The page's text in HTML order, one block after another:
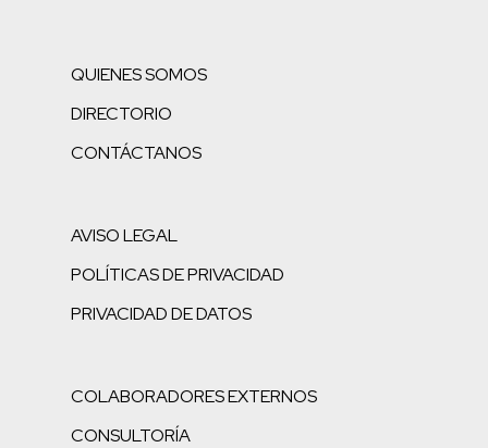
QUIENES SOMOS
DIRECTORIO
CONTÁCTANOS
AVISO LEGAL
POLÍTICAS DE PRIVACIDAD
PRIVACIDAD DE DATOS
COLABORADORES EXTERNOS
CONSULTORÍA